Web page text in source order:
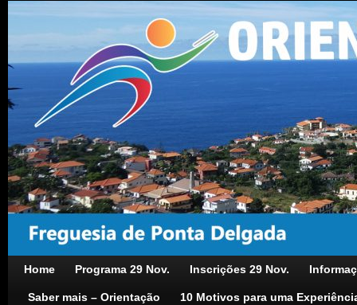
Home Programa 29 Nov. Inscrições 29 Nov.
Saber mais – Orientação 10 Motivos para uma